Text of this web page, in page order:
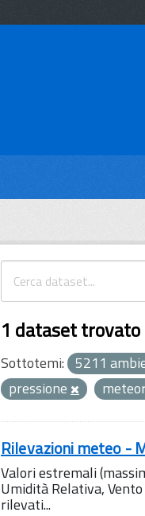
1 dataset trovato
Sottotemi: 5211
pressione
Rilevazioni meteo -
Valori estremali
Umidità Relativa,
rilevati...